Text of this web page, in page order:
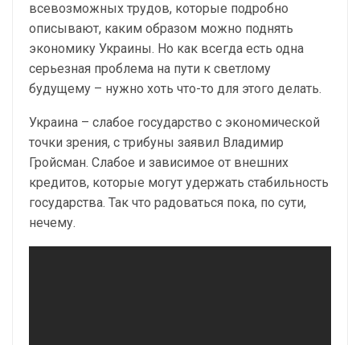
всевозможных трудов, которые подробно
описывают, каким образом можно поднять
экономику Украины. Но как всегда есть одна
серьезная проблема на пути к светлому
будущему – нужно хоть что-то для этого делать.
Украина – слабое государство с экономической
точки зрения, с трибуны заявил Владимир
Гройсман. Слабое и зависимое от внешних
кредитов, которые могут удержать стабильность
государства. Так что радоваться пока, по сути,
нечему.